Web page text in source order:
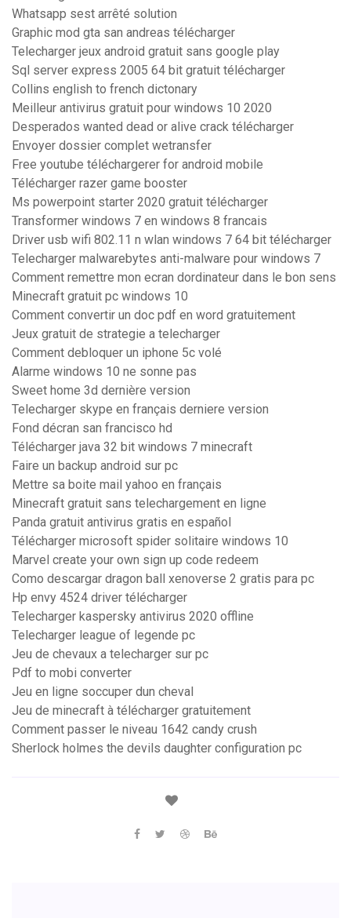
Whatsapp sest arrêté solution
Graphic mod gta san andreas télécharger
Telecharger jeux android gratuit sans google play
Sql server express 2005 64 bit gratuit télécharger
Collins english to french dictonary
Meilleur antivirus gratuit pour windows 10 2020
Desperados wanted dead or alive crack télécharger
Envoyer dossier complet wetransfer
Free youtube téléchargerer for android mobile
Télécharger razer game booster
Ms powerpoint starter 2020 gratuit télécharger
Transformer windows 7 en windows 8 francais
Driver usb wifi 802.11 n wlan windows 7 64 bit télécharger
Telecharger malwarebytes anti-malware pour windows 7
Comment remettre mon ecran dordinateur dans le bon sens
Minecraft gratuit pc windows 10
Comment convertir un doc pdf en word gratuitement
Jeux gratuit de strategie a telecharger
Comment debloquer un iphone 5c volé
Alarme windows 10 ne sonne pas
Sweet home 3d dernière version
Telecharger skype en français derniere version
Fond décran san francisco hd
Télécharger java 32 bit windows 7 minecraft
Faire un backup android sur pc
Mettre sa boite mail yahoo en français
Minecraft gratuit sans telechargement en ligne
Panda gratuit antivirus gratis en español
Télécharger microsoft spider solitaire windows 10
Marvel create your own sign up code redeem
Como descargar dragon ball xenoverse 2 gratis para pc
Hp envy 4524 driver télécharger
Telecharger kaspersky antivirus 2020 offline
Telecharger league of legende pc
Jeu de chevaux a telecharger sur pc
Pdf to mobi converter
Jeu en ligne soccuper dun cheval
Jeu de minecraft à télécharger gratuitement
Comment passer le niveau 1642 candy crush
Sherlock holmes the devils daughter configuration pc